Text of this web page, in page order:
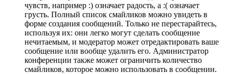
чувств, например :) означает радость, а :( означает
грусть. Полный список смайликов можно увидеть в
форме создания сообщений. Только не перестарайтесь,
используя их: они легко могут сделать сообщение
нечитаемым, и модератор может отредактировать ваше
сообщение или вообще удалить его. Администратор
конференции также может ограничить количество
смайликов, которое можно использовать в сообщении.